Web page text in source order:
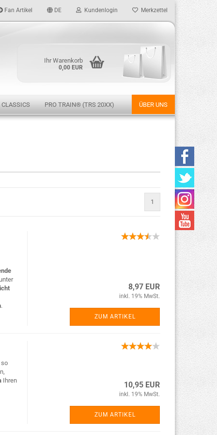
Fan Artikel DE Kundenlogin Merkzettel
Ihr Warenkorb
0,00 EUR
PRO TRAIN® (TRS 20XX) ÜBER UNS
1
.
8,97 EUR
inkl. 19% MwSt.
ZUM ARTIKEL
Ihren 10,95 EUR
inkl. 19% MwSt.
ZUM ARTIKEL